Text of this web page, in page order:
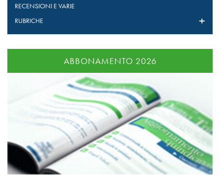
RECENSIONI E VARIE
RUBRICHE
ABBONAMENTO 2026